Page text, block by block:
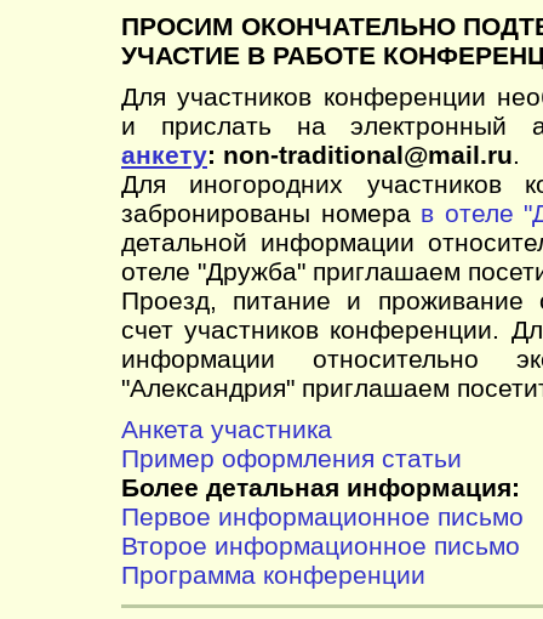
ПРОСИМ ОКОНЧАТЕЛЬНО
УЧАСТИЕ В РАБОТЕ
Для участников конференции
и прислать на электронный
анкету: non-traditional@mail.ru.
Для иногородних участников
забронированы номера в отеле
детальной информации
отеле "Дружба" приглашаем
Проезд, питание и проживание
счет участников конференции.
информации относительно
"Александрия" приглашаем
Анкета участника
Пример оформления статьи
Более детальная информация:
Первое информационное письмо
Второе информационное письмо
Программа конференции